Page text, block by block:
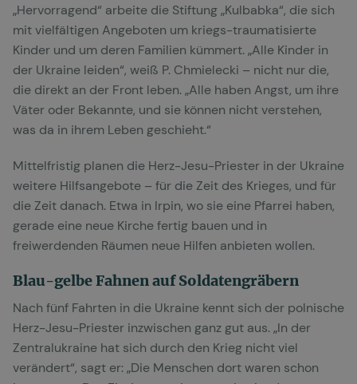
„Hervorragend“ arbeite die Stiftung „Kulbabka“, die sich
mit vielfältigen Angeboten um kriegs-traumatisierte
Kinder und um deren Familien kümmert. „Alle Kinder in
der Ukraine leiden“, weiß P. Chmielecki – nicht nur die,
die direkt an der Front leben. „Alle haben Angst, um ihre
Väter oder Bekannte, und sie können nicht verstehen,
was da in ihrem Leben geschieht.“
Mittelfristig planen die Herz-Jesu-Priester in der Ukraine
weitere Hilfsangebote – für die Zeit des Krieges, und für
die Zeit danach. Etwa in Irpin, wo sie eine Pfarrei haben,
gerade eine neue Kirche fertig bauen und in
freiwerdenden Räumen neue Hilfen anbieten wollen.
Blau-gelbe Fahnen auf Soldatengräbern
Nach fünf Fahrten in die Ukraine kennt sich der polnische
Herz-Jesu-Priester inzwischen ganz gut aus. „In der
Zentralukraine hat sich durch den Krieg nicht viel
verändert“, sagt er: „Die Menschen dort waren schon